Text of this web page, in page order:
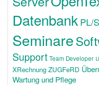
DatenbankPL/
Seminare
Support Team Developer
XRechnung ZUGFeRD
Wartung und Pflege